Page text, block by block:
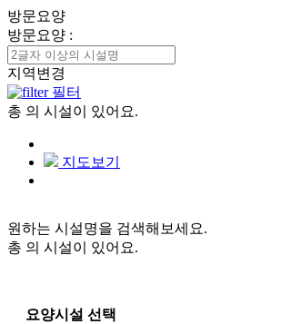
방문요양
방문요양 :
지역변경
필터
총 의 시설이 있어요.
지도보기
원하는 시설명을 검색해보세요.
총 의 시설이 있어요.
요양시설 선택